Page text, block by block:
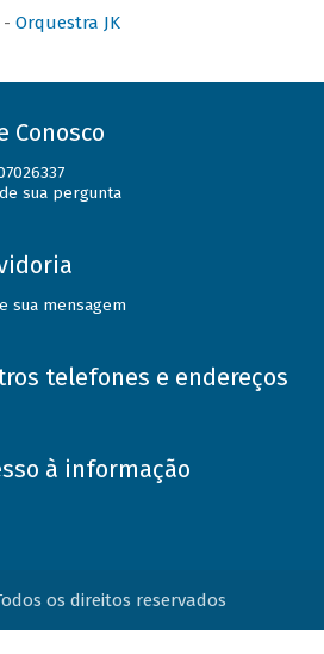
- Orquestra JK
Conosco
sua pergunta
sua mensagem
telefones e endereços
à informação
os direitos reservados